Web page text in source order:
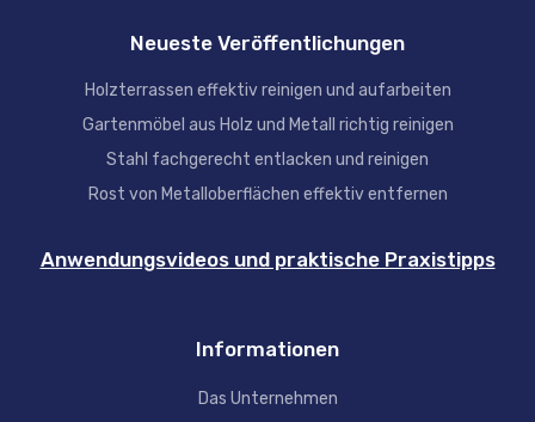
Neueste Veröffentlichungen
Holzterrassen effektiv reinigen und aufarbeiten
Gartenmöbel aus Holz und Metall richtig reinigen
Stahl fachgerecht entlacken und reinigen
Rost von Metalloberflächen effektiv entfernen
Anwendungsvideos und praktische Praxistipps
Informationen
Das Unternehmen